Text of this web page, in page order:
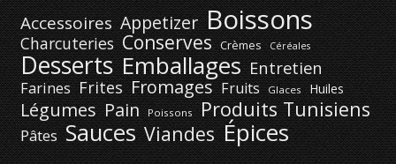
Accessoires Appetizer Boissons
Charcuteries Conserves Crèmes Céréales
Desserts Emballages Entretien
Farines Frites Fromages Fruits Glaces Huiles
Légumes Pain Poissons Produits Tunisiens
Pâtes Sauces Viandes Épices